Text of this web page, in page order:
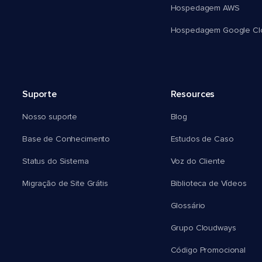
Hospedagem AWS
Hospedagem Google
Suporte
Nosso suporte
Base de Conhecimento
Status do Sistema
Migração de Site Grátis
Resources
Blog
Estudos de Caso
Voz do Cliente
Biblioteca de Vídeos
Glossário
Grupo Cloudways
Código Promocional